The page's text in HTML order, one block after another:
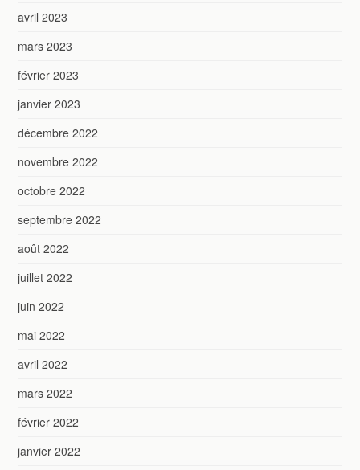
avril 2023
mars 2023
février 2023
janvier 2023
décembre 2022
novembre 2022
octobre 2022
septembre 2022
août 2022
juillet 2022
juin 2022
mai 2022
avril 2022
mars 2022
février 2022
janvier 2022